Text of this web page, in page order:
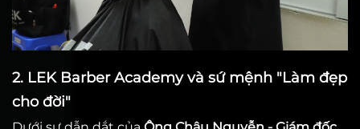
2. LEK Barber Academy và sứ mệnh "Làm đẹp
cho đời"